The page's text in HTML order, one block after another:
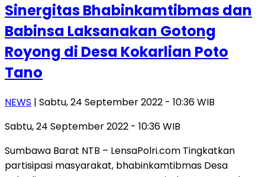
Sinergitas Bhabinkamtibmas dan
Babinsa Laksanakan Gotong
Royong di Desa Kokarlian Poto
Tano
NEWS | Sabtu, 24 September 2022 - 10:36 WIB
Sabtu, 24 September 2022 - 10:36 WIB
Sumbawa Barat NTB – LensaPolri.com Tingkatkan
partisipasi masyarakat, bhabinkamtibmas Desa